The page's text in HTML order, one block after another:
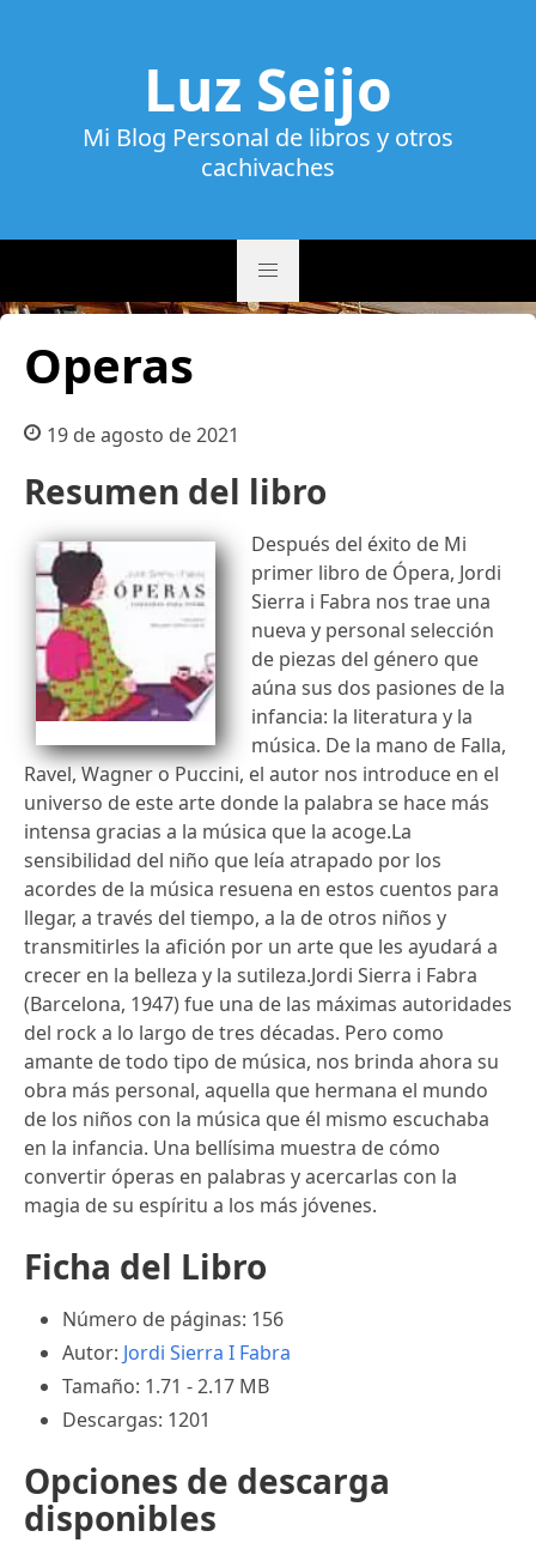
Luz Seijo
Mi Blog Personal de libros y otros
cachivaches
Operas
19 de agosto de 2021
Resumen del libro
Después del éxito de Mi
primer libro de Ópera, Jordi
Sierra i Fabra nos trae una
nueva y personal selección
de piezas del género que
aúna sus dos pasiones de la
infancia: la literatura y la
música. De la mano de Falla,
Ravel, Wagner o Puccini, el autor nos introduce en el
universo de este arte donde la palabra se hace más
intensa gracias a la música que la acoge.La
sensibilidad del niño que leía atrapado por los
acordes de la música resuena en estos cuentos para
llegar, a través del tiempo, a la de otros niños y
transmitirles la afición por un arte que les ayudará a
crecer en la belleza y la sutileza.Jordi Sierra i Fabra
(Barcelona, 1947) fue una de las máximas autoridades
del rock a lo largo de tres décadas. Pero como
amante de todo tipo de música, nos brinda ahora su
obra más personal, aquella que hermana el mundo
de los niños con la música que él mismo escuchaba
en la infancia. Una bellísima muestra de cómo
convertir óperas en palabras y acercarlas con la
magia de su espíritu a los más jóvenes.
Ficha del Libro
Número de páginas: 156
Autor: Jordi Sierra I Fabra
Tamaño: 1.71 - 2.17 MB
Descargas: 1201
Opciones de descarga
disponibles